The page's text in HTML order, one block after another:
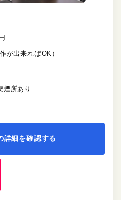
が出来ればOK）
所あり
詳細を確認する